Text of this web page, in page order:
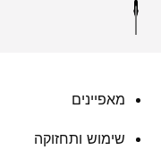
מאפיינים
שימוש ותחזוקה